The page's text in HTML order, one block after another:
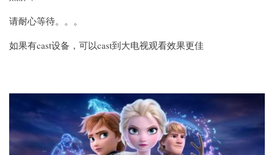
请耐心等待。。。
如果有cast设备，可以cast到大电视观看效果更佳